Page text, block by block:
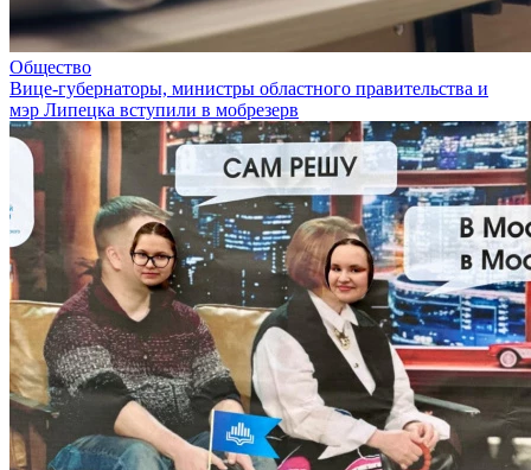
Общество
Вице-губернаторы, министры областного правительства и
мэр Липецка вступили в мобрезерв